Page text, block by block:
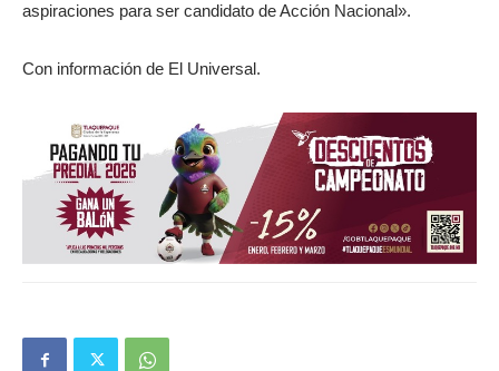
aspiraciones para ser candidato de Acción Nacional».
Con información de El Universal.